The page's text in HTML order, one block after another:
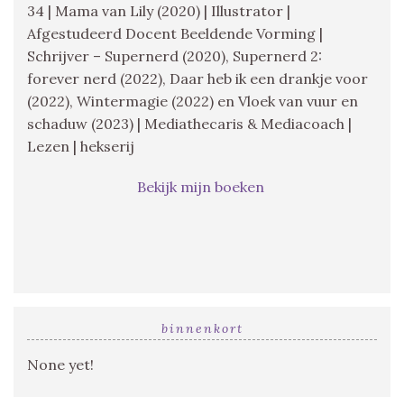
34 | Mama van Lily (2020) | Illustrator |
Afgestudeerd Docent Beeldende Vorming |
Schrijver – Supernerd (2020), Supernerd 2:
forever nerd (2022), Daar heb ik een drankje voor
(2022), Wintermagie (2022) en Vloek van vuur en
schaduw (2023) | Mediathecaris & Mediacoach |
Lezen | hekserij
Bekijk mijn boeken
binnenkort
None yet!